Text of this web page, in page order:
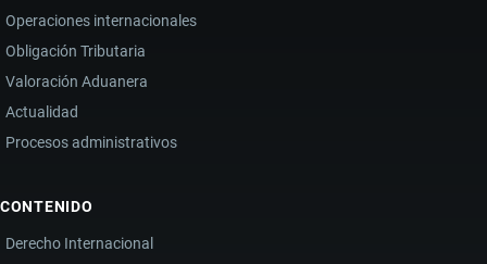
Operaciones internacionales
Obligación Tributaria
Valoración Aduanera
Actualidad
Procesos administrativos
CONTENIDO
Derecho Internacional